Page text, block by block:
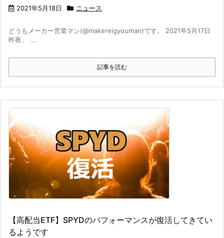
2021年5月18日 ニュース
どうもメーカー営業マン(@makereigyouman)です。 2021年5月17日
昨夜、 ...
記事を読む
【高配当ETF】SPYDのパフォーマンスが復活してきてい
るようです